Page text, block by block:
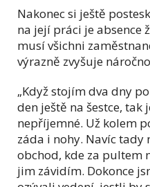
Nakonec si ještě
na její práci je absence
musí všichni
výrazně zvyšuje
„Když stojím dva dny
den ještě na šestce, tak
nepříjemné. Už kolem
záda i nohy. Navíc
obchod, kde za pultem
jim závidím. Dokonce